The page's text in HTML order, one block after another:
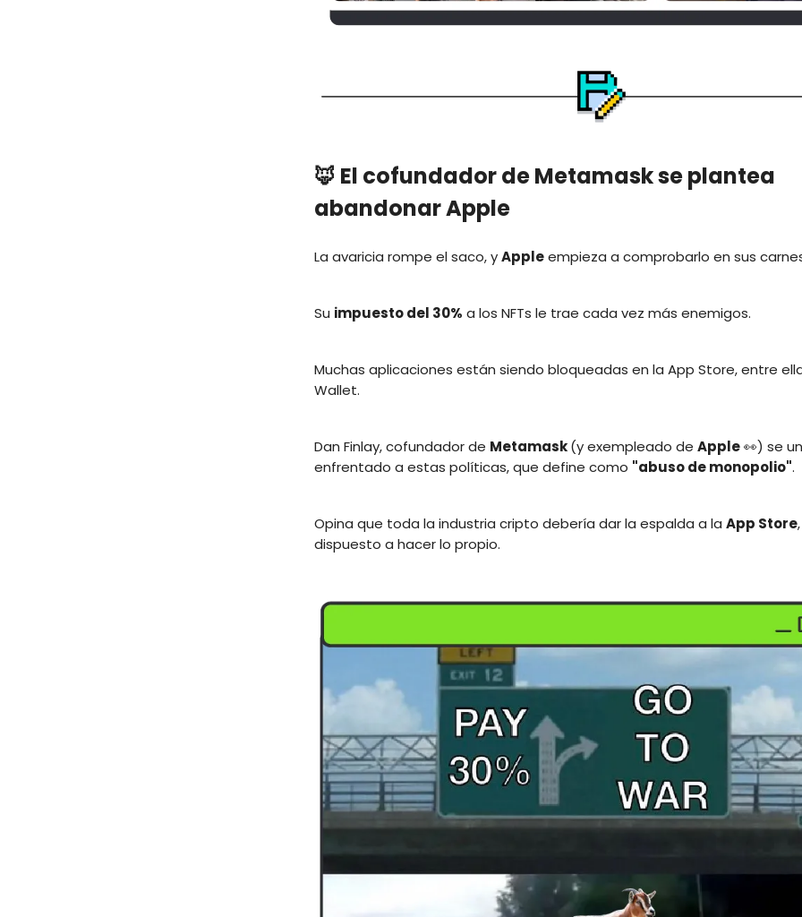
🦊 El cofundador de Metamask se plantea
abandonar Apple
La avaricia rompe el saco, yAppleempieza a comprobarlo en sus
Su impuesto del 30% a los NFTs le trae cada vez más enemigos.
Muchas aplicaciones están siendo bloqueadas en la App Store, entre
Wallet.
Dan Finlay, cofundador de Metamask(y exempleado de Apple👀) se
enfrentado a estas políticas, que define como "abuso de monopolio".
Opina que toda la industria cripto debería dar la espalda a la App Store
dispuesto a hacer lo propio.